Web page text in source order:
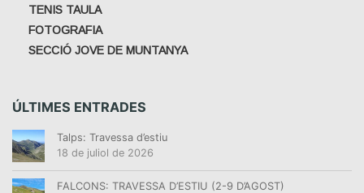
R
A
TENIS TAULA
FOTOGRAFIA
SECCIÓ JOVE DE MUNTANYA
ÚLTIMES ENTRADES
Talps: Travessa d’estiu
18 de juliol de 2026
FALCONS: TRAVESSA D’ESTIU (2-9 D’AGOST)